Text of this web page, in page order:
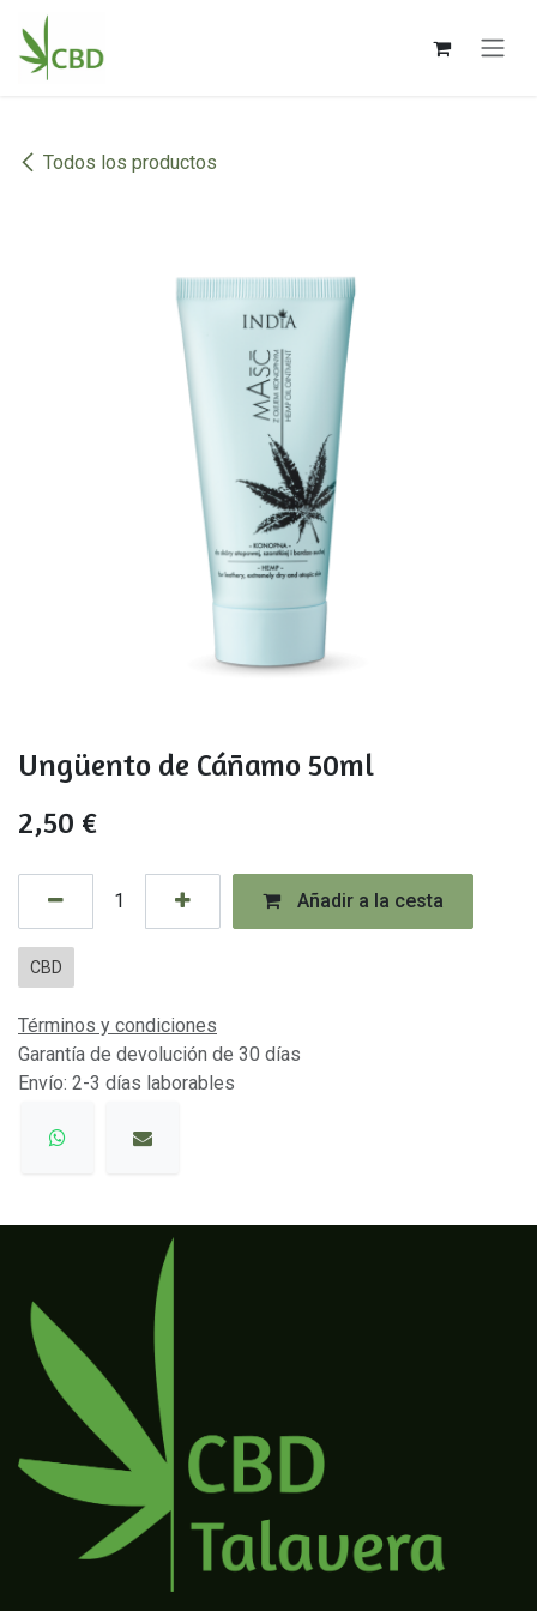
Ir al contenido
Todos los productos
Ungüento de Cáñamo 50ml
2,50 €
Añadir a la cesta
CBD
Términos y condiciones
Garantía de devolución de 30 días
Envío: 2-3 días laborables